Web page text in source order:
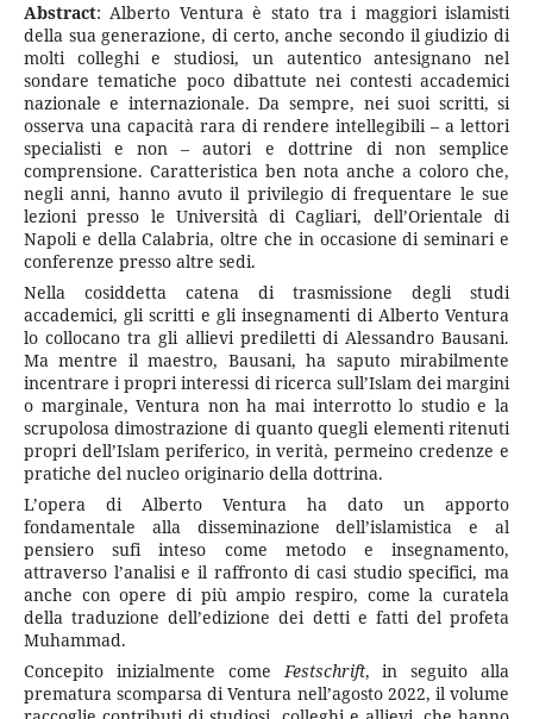
Abstract: Alberto Ventura è stato tra i maggiori islamisti
della sua generazione, di certo, anche secondo il giudizio di
molti colleghi e studiosi, un autentico antesignano nel
sondare tematiche poco dibattute nei contesti accademici
nazionale e internazionale. Da sempre, nei suoi scritti, si
osserva una capacità rara di rendere intellegibili – a lettori
specialisti e non – autori e dottrine di non semplice
comprensione. Caratteristica ben nota anche a coloro che,
negli anni, hanno avuto il privilegio di frequentare le sue
lezioni presso le Università di Cagliari, dell’Orientale di
Napoli e della Calabria, oltre che in occasione di seminari e
conferenze presso altre sedi.
Nella cosiddetta catena di trasmissione degli studi
accademici, gli scritti e gli insegnamenti di Alberto Ventura
lo collocano tra gli allievi prediletti di Alessandro Bausani.
Ma mentre il maestro, Bausani, ha saputo mirabilmente
incentrare i propri interessi di ricerca sull’Islam dei margini
o marginale, Ventura non ha mai interrotto lo studio e la
scrupolosa dimostrazione di quanto quegli elementi ritenuti
propri dell’Islam periferico, in verità, permeino credenze e
pratiche del nucleo originario della dottrina.
L’opera di Alberto Ventura ha dato un apporto
fondamentale alla disseminazione dell’islamistica e al
pensiero sufi inteso come metodo e insegnamento,
attraverso l’analisi e il raffronto di casi studio specifici, ma
anche con opere di più ampio respiro, come la curatela
della traduzione dell’edizione dei detti e fatti del profeta
Muhammad.
Concepito inizialmente comeFestschrift, in seguito alla
prematura scomparsa di Ventura nell’agosto 2022, il volume